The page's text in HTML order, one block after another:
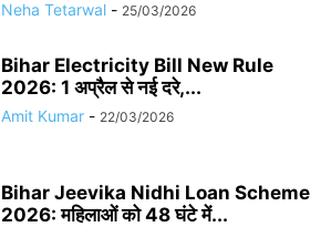
Neha Tetarwal - 25/03/2026
Bihar Electricity Bill New Rule
2026: 1 अप्रैल से नई दरे,...
Amit Kumar - 22/03/2026
Bihar Jeevika Nidhi Loan Scheme
2026: महिलाओं को 48 घंटे में...